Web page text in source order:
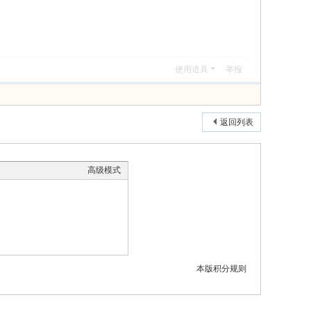
使用道具 举报
返回列表
高级模式
本版积分规则